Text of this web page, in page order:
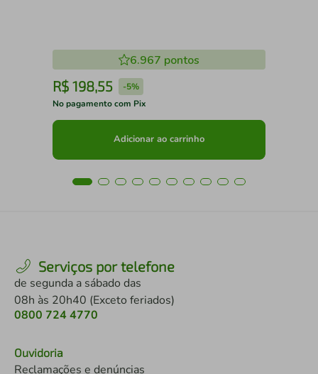
6.967 pontos
R$ 198,55 -5%
No pagamento com Pix
Adicionar ao carrinho
Serviços por telefone
de segunda a sábado das
08h às 20h40 (Exceto feriados)
0800 724 4770
Ouvidoria
Reclamações e denúncias